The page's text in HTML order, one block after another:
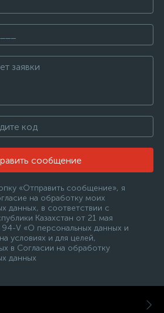
сообщение
«Отправить сообщение», я
на обработку моих
данных, в соответствии с
Казахстан от 21 мая
V «О персональных данных и
условиях и для целей,
в Согласии на обработку
данных